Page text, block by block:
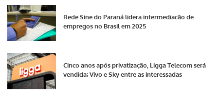
Rede Sine do Paraná lidera intermediação de
empregos no Brasil em 2025
Cinco anos após privatização, Ligga Telecom será
vendida; Vivo e Sky entre as interessadas